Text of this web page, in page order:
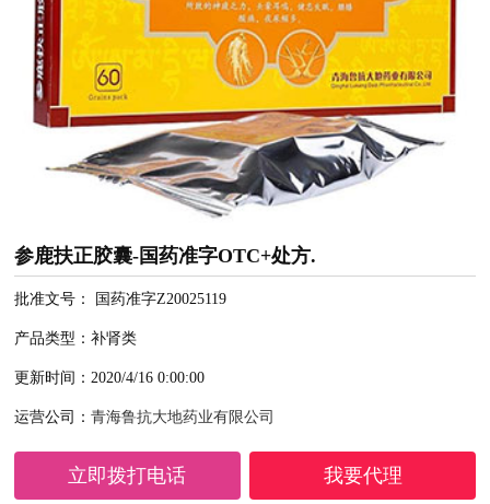
参鹿扶正胶囊-国药准字OTC+处方.
批准文号： 国药准字Z20025119
产品类型：补肾类
更新时间：2020/4/16 0:00:00
运营公司：青海鲁抗大地药业有限公司
立即拨打电话 我要代理